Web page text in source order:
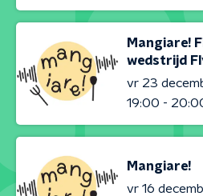
Mangiare!
wedstrijd
vr 23
19:00 -
Mangiare!
vr 16